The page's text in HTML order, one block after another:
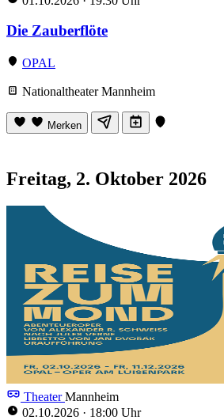
Die Zauberflöte
OPAL
Nationaltheater Mannheim
Merken
Freitag, 2. Oktober 2026
TheaterMannheim
02.10.2026 · 18:00 Uhr